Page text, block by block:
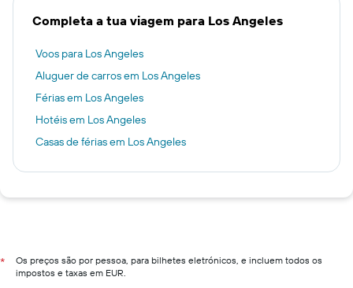
Completa a tua viagem para Los Angeles
Voos para Los Angeles
Aluguer de carros em Los Angeles
Férias em Los Angeles
Hotéis em Los Angeles
Casas de férias em Los Angeles
*
Os preços são por pessoa, para bilhetes eletrónicos, e incluem todos os
impostos e taxas em EUR.